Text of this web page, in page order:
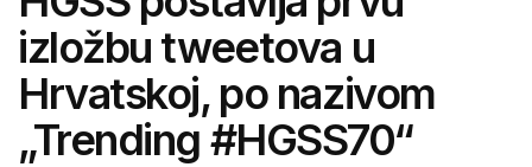
izložbu tweetova u
Hrvatskoj, po nazivom
„Trending #HGSS70“